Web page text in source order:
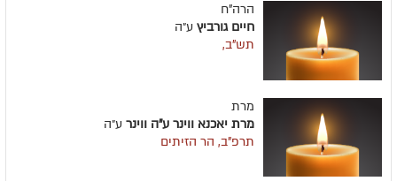
הרה"ח
חיים גורביץ ע״ה
תש"ב,
מרת
מרת יאכנא ווינר ע"ה ווינר ע״ה
תרפ"ב, הר הזיתים